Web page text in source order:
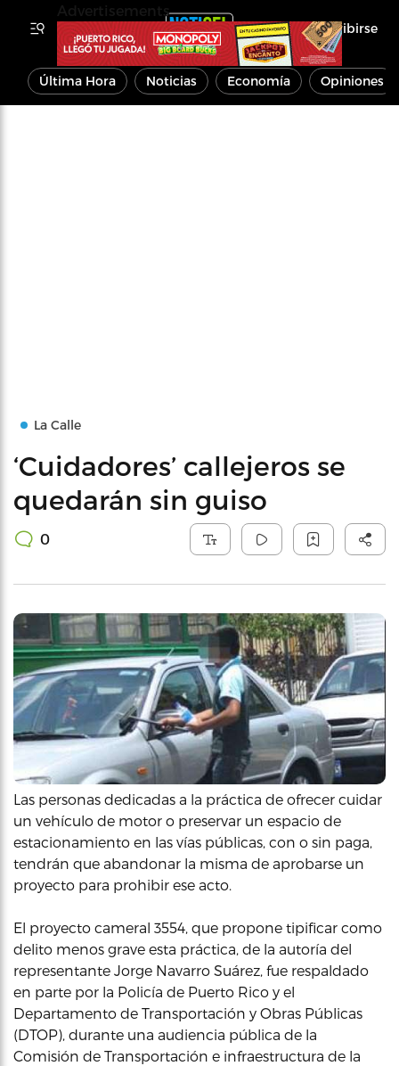
Inscribirse
Última Hora Noticias Economía Opiniones
La Calle
‘Cuidadores’ callejeros se
quedarán sin guiso
0
Las personas dedicadas a la práctica de ofrecer cuidar
un vehículo de motor o preservar un espacio de
estacionamiento en las vías públicas, con o sin paga,
tendrán que abandonar la misma de aprobarse un
proyecto para prohibir ese acto.
El proyecto cameral 3554, que propone tipificar como
delito menos grave esta práctica, de la autoría del
representante Jorge Navarro Suárez, fue respaldado
en parte por la Policía de Puerto Rico y el
Departamento de Transportación y Obras Públicas
(DTOP), durante una audiencia pública de la
Comisión de Transportación e infraestructura de la
Advertisements